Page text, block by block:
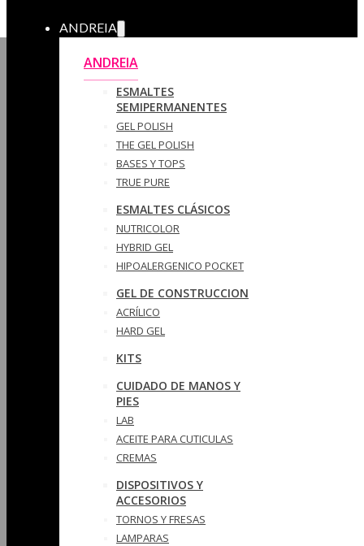
ANDREIA
ANDREIA
ESMALTES
SEMIPERMANENTES
GEL POLISH
THE GEL POLISH
BASES Y‎ TOPS
TRUE PURE
ESMALTES CLÁSICOS
NUTRICOLOR
HYBRID GEL
HIPOALERGENICO POCKET
GEL DE CONSTRUCCION
ACRÍLICO
HARD GEL
KITS
CUIDADO DE MANOS Y
PIES
LAB
ACEITE PARA CUTICULAS
CREMAS
DISPOSITIVOS Y
ACCESORIOS
TORNOS Y FRESAS
LAMPARAS